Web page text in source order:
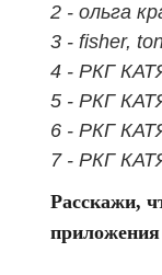
2 - ольга
3 - fisher,
4 - РКГ
5 - РКГ
6 - РКГ
7 - РКГ
Расскажи,
приложения